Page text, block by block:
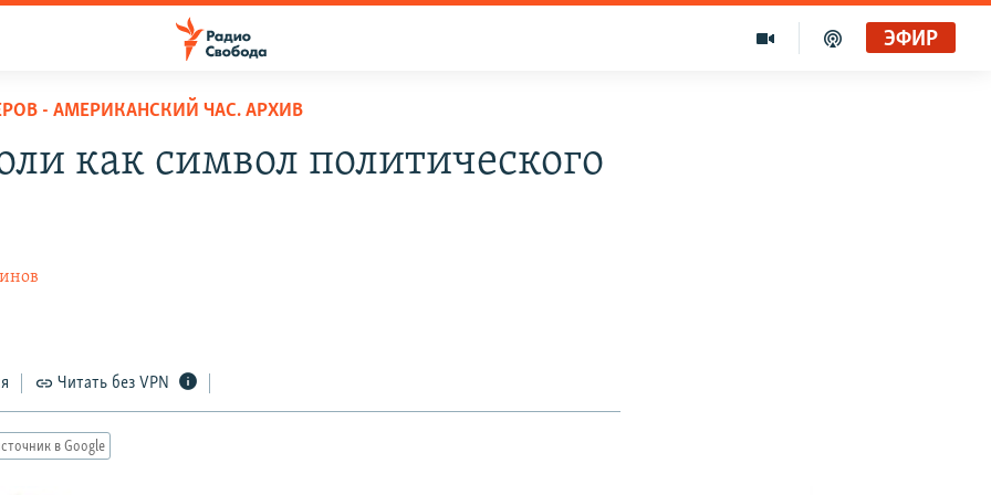
ЭФИР
- АМЕРИКАНСКИЙ ЧАС. АРХИВ
как символ политического
Читать без VPN
в Google